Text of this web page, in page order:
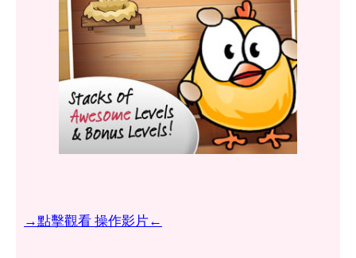
→點擊觀看 操作影片←